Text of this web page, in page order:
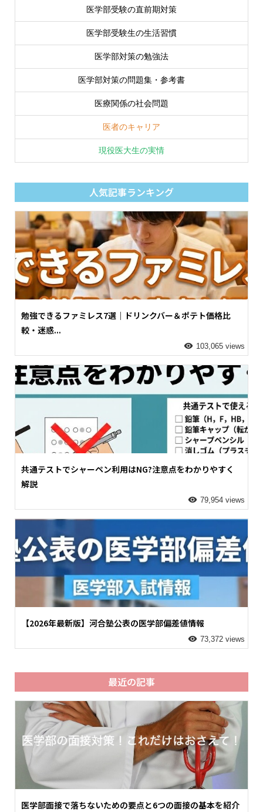
医学部受験の直前期対策
医学部受験生の生活習慣
医学部対策の勉強法
医学部対策の問題集・参考書
医療関係の社会問題
医者のキャリア
現役医大生の実情
人気記事ランキング
勉強できるファミレス7選｜ドリンクバー＆ポテト価格比
較・迷惑...
103,065 views
共通テストでシャーペン利用はNG?注意点をわかりやすく
解説
79,954 views
【2026年最新版】河合塾公表の医学部偏差値情報
73,372 views
最近の記事
医学部面接で落ちないための要点と6つの面接の基本を紹介